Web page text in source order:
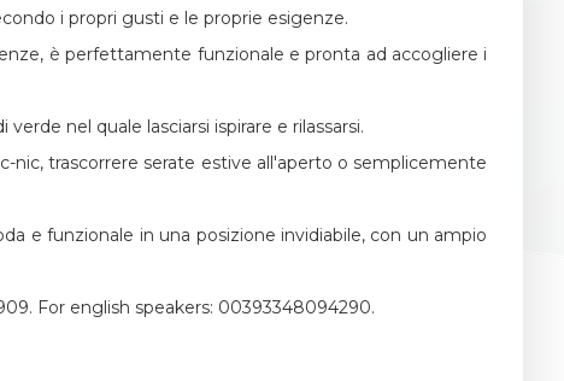
i propri gusti e le proprie esigenze.
è perfettamente funzionale e pronta ad accogliere i
nel quale lasciarsi ispirare e rilassarsi.
nic, trascorrere serate estive all'aperto o semplicemente
e funzionale in una posizione invidiabile, con un ampio
For english speakers: 00393348094290.